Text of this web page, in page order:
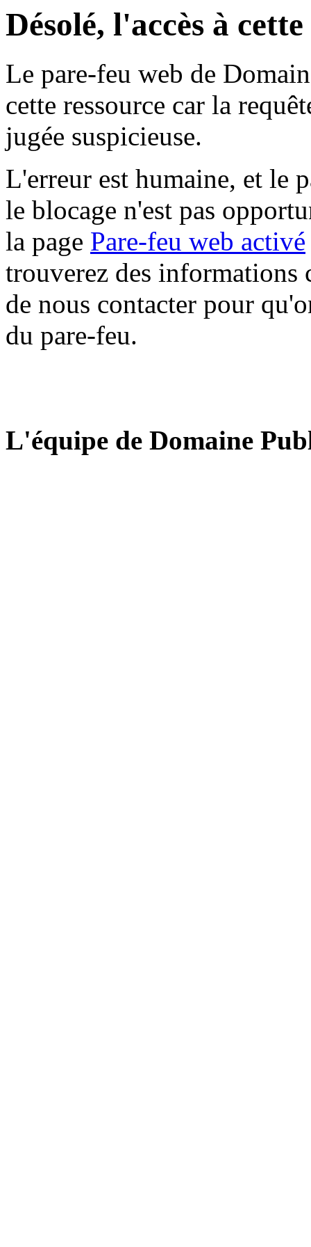
Désolé, l'accès à
Le pare-feu web de
cette ressource car la
jugée suspicieuse.
L'erreur est humaine, et le
le blocage n'est pas
la page Pare-feu web activé
trouverez des informations
de nous contacter pour
du pare-feu.
L'équipe de Domaine